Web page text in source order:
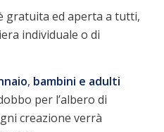
gratuita ed aperta a tutti,
individuale o di
, bambini e adulti
per l’albero di
creazione verrà